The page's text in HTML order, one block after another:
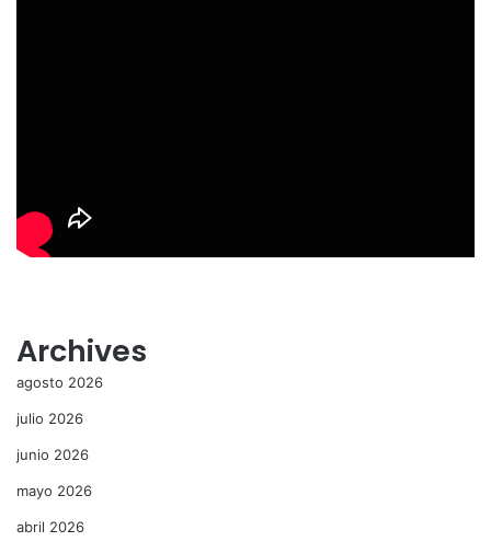
Archives
agosto 2026
julio 2026
junio 2026
mayo 2026
abril 2026